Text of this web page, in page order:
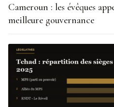
Cameroun : les évêques
meilleure gouvernance